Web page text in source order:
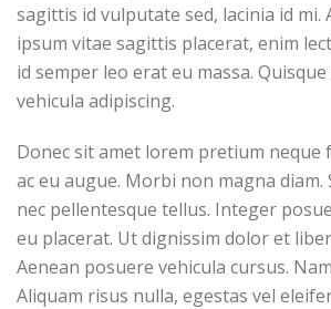
sagittis id vulputate sed, lacinia id mi.
ipsum vitae sagittis placerat, enim
id semper leo erat eu massa.
vehicula adipiscing.
Donec sit amet lorem pretium
ac eu augue. Morbi non magna diam.
nec pellentesque tellus. Integer
eu placerat. Ut dignissim dolor et
Aenean posuere vehicula cursus.
Aliquam risus nulla, egestas vel